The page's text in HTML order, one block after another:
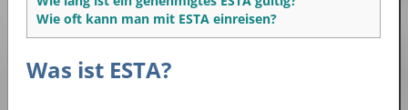
Wie oft kann man mit ESTA einreisen?
Was ist ESTA?